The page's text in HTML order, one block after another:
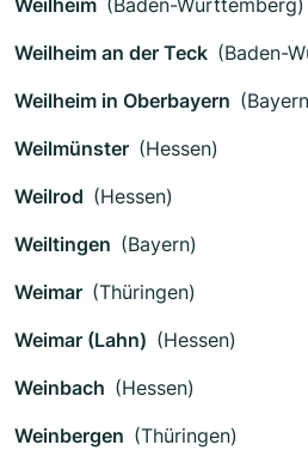
Weilheim (Baden-Württemberg)
Weilheim an der Teck (Baden-
Weilheim in Oberbayern
Weilmünster (Hessen)
Weilrod (Hessen)
Weiltingen (Bayern)
Weimar (Thüringen)
Weimar (Lahn) (Hessen)
Weinbach (Hessen)
Weinbergen (Thüringen)